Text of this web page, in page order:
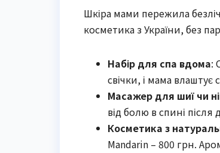
Шкіра мами пережила
косметика з України, без
Набір для спа вдома:
свічки, і мама влаштує
Масажер для шиї чи
від болю в спині після
Косметика з
Mandarin – 800 грн.